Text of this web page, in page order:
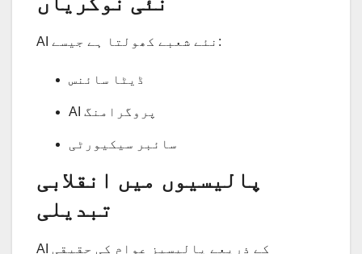
AI نئے شعبے کھولتا ہے جیسے:
ڈیٹا سائنس
AI پروگرامنگ
سائبر سیکیورٹی
پالیسیوں میں انقلابی
تبدیلی
AI کے ذریعے پالیسیز عوام کی حقیقی